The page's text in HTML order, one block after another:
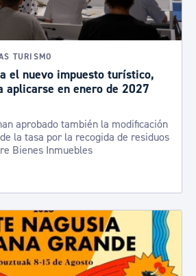
TURISMO
el nuevo impuesto turístico,
aplicarse en enero de 2027
aprobado también la modificación
la tasa por la recogida de residuos
Bienes Inmuebles